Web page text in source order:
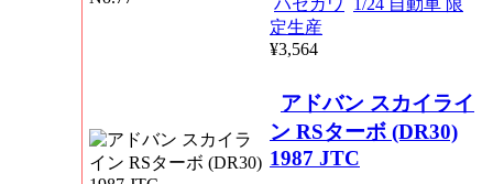
ハセガワ
1/24 自動車 限
定生産
¥3,564
アドバン スカイライ
ン RSターボ (DR30)
1987 JTC